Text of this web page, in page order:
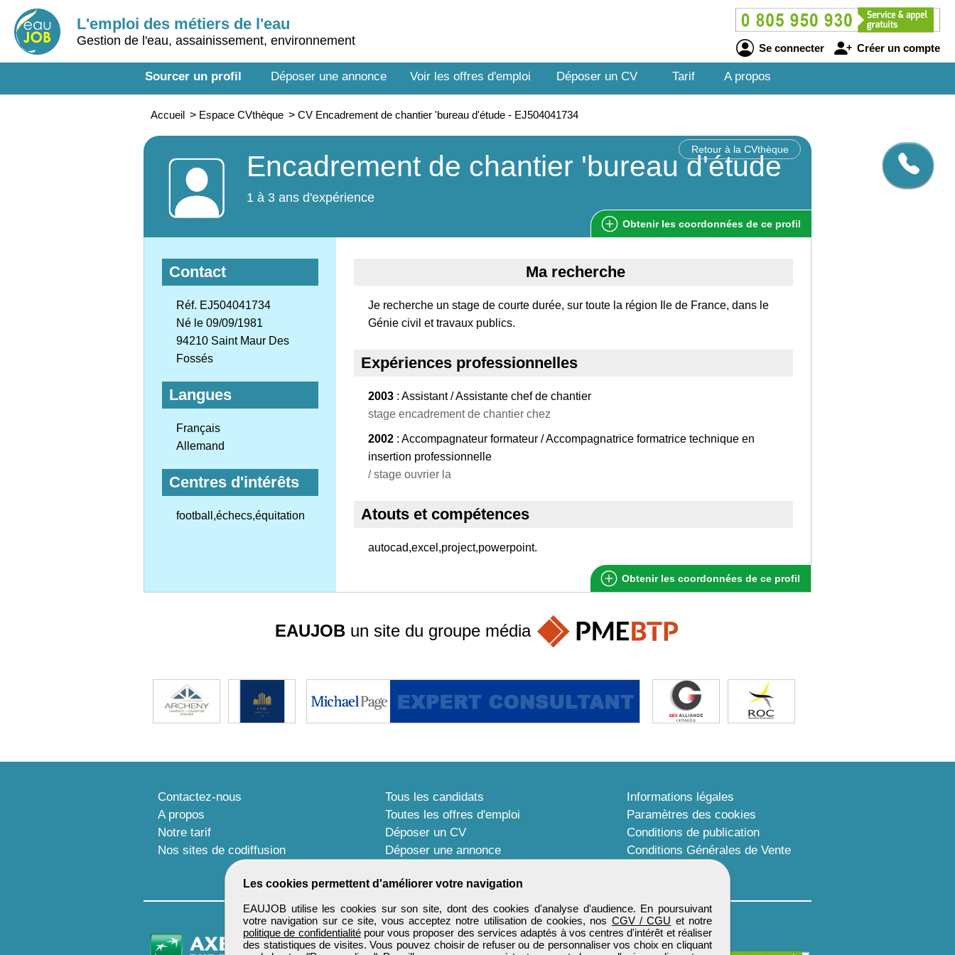
L'emploi des métiers de l'eau
Gestion de l'eau, assainissement, environnement
Se connecter Créer un compte
Sourcer un profil Déposer une annonce Voir les offres d'emploi Déposer un CV Tarif A propos
Accueil > Espace CVthèque > CV Encadrement de chantier 'bureau d'étude - EJ504041734
Retour à la CVthèque
Encadrement de chantier 'bureau d'étude
1 à 3 ans d'expérience
Obtenir les coordonnées de ce profil
Contact
Réf. EJ504041734
Né le 09/09/1981
94210 Saint Maur Des
Fossés
Langues
Français
Allemand
Centres d'intérêts
football,échecs,équitation
Ma recherche
Je recherche un stage de courte durée, sur toute la région Ile de France, dans le
Génie civil et travaux publics.
Expériences professionnelles
2003 : Assistant / Assistante chef de chantier
stage encadrement de chantier chez
2002 : Accompagnateur formateur / Accompagnatrice formatrice technique en
insertion professionnelle
/ stage ouvrier la
Atouts et compétences
autocad,excel,project,powerpoint.
Obtenir les coordonnées de ce profil
Les cookies permettent d'améliorer votre navigation
EAUJOB utilise les cookies sur son site, dont des cookies d'analyse d'audience. En poursuivant
votre navigation sur ce site, vous acceptez notre utilisation de cookies, nos CGV / CGU et notre
politique de confidentialitépour vous proposer des services adaptés à vos centres d'intérêt et réaliser
des statistiques de visites. Vous pouvez choisir de refuser ou de personnaliser vos choix en cliquant
EAUJOB un site du groupe média
Contactez-nous
A propos
Notre tarif
Nos sites de codiffusion
Tous les candidats
Toutes les offres d'emploi
Déposer un CV
Déposer une annonce
Informations légales
Paramètres des cookies
Conditions de publication
Conditions Générales de Vente